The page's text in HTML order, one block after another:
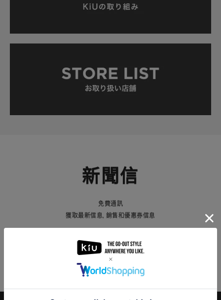
新聞信
免費通訊
獲取最新信息，銷售和優惠券信息